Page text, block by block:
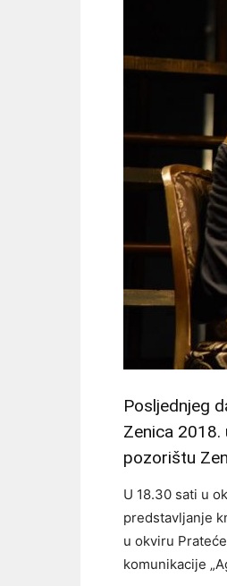
Posljednjeg
Zenica
pozorištu
U 18.30 sati u
predstavljanje
u okviru
komunikacije